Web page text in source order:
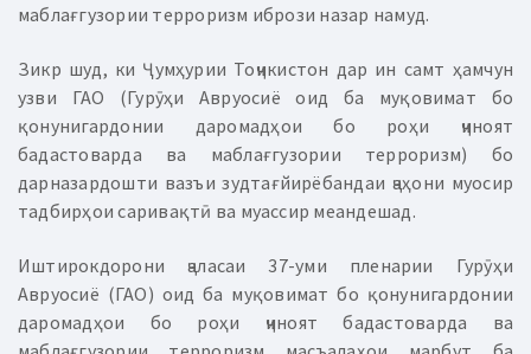
маблағгузории терроризм ибрози назар намуд.
Зикр шуд, ки Ҷумҳурии Тоҷикистон дар ин самт ҳамчун
узви ГАО (Гурӯҳи Авруосиё оид ба муқовимат бо
қонунигардонии даромадҳои бо роҳи ҷиноят
бадастоварда ва маблағгузории терроризм) бо
дарназардошти вазъи зудтағйирёбандаи ҷаҳони муосир
тадбирҳои саривақтӣ ва муассир меандешад.
Иштирокдорони ҷаласаи 37-уми пленарии Гурӯҳи
Авруосиё (ГАО) оид ба муқовимат бо қонунигардонии
даромадҳои бо роҳи ҷиноят бадастоварда ва